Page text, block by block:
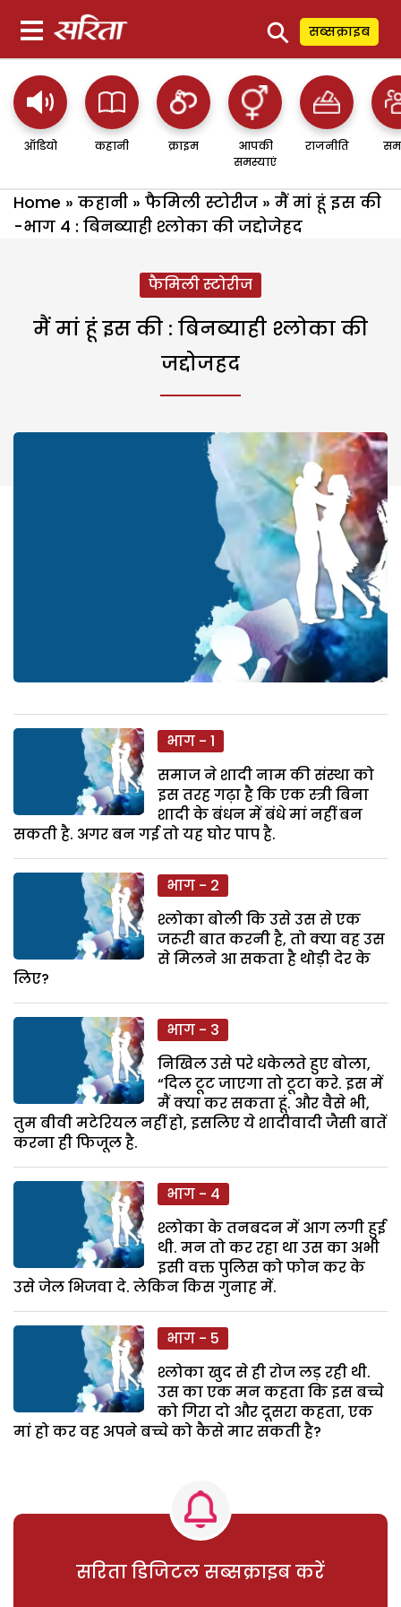
⚲ सब्सक्राइब
ऑडियो कहानी क्राइम
आपकी
समस्याएं
राजनीति
Home » कहानी » फैमिली स्टोरीज » मैं मां हूं इस की
-भाग 4 : बिनब्याही श्लोका की जद्दोजेहद
फैमिली स्टोरीज
मैं मां हूं इस की : बिनब्याही श्लोका की
जद्दोजहद
भाग - 1
समाज ने शादी नाम की संस्था को
इस तरह गढ़ा है कि एक स्त्री बिना
शादी के बंधन में बंधे मां नहीं बन
सकती है. अगर बन गई तो यह घोर पाप है.
भाग - 2
श्लोका बोली कि उसे उस से एक
जरूरी बात करनी है, तो क्या वह उस
से मिलने आ सकता है थोड़ी देर के
लिए?
भाग - 3
निखिल उसे परे धकेलते हुए बोला,
“दिल टूट जाएगा तो टूटा करे. इस में
मैं क्या कर सकता हूं. और वैसे भी,
तुम बीवी मटेरियल नहीं हो, इसलिए ये शादीवादी जैसी बातें
करना ही फिजूल है.
भाग - 4
श्लोका के तनबदन में आग लगी हुई
थी. मन तो कर रहा था उस का अभी
इसी वक्त पुलिस को फोन कर के
उसे जेल भिजवा दे. लेकिन किस गुनाह में.
भाग - 5
श्लोका खुद से ही रोज लड़ रही थी.
उस का एक मन कहता कि इस बच्चे
को गिरा दो और दूसरा कहता, एक
मां हो कर वह अपने बच्चे को कैसे मार सकती है?
सरिता डिजिटल सब्सक्राइब करें